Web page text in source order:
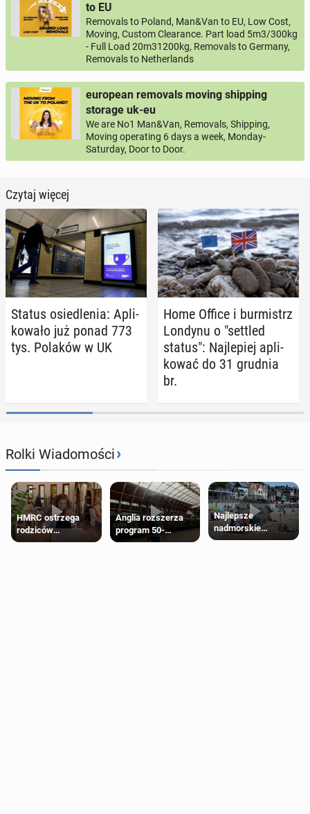
to EU
Removals to Poland, Man&Van to EU, Low Cost,
Moving, Custom Clearance. Part load 5m3/300kg
- Full Load 20m31200kg, Removals to Germany,
Removals to Netherlands
european removals moving shipping
storage uk-eu
We are No1 Man&Van, Removals, Shipping,
Moving operating 6 days a week, Monday-
Saturday, Door to Door.
Czytaj więcej
Status osie­dle­nia: Apli­
ko­wa­ło już ponad 773
tys. Polaków w UK
Home Office i bur­mistrz
Londynu o "settled
status": Naj­le­piej apli­
ko­wać do 31 grudnia
br.
Rolki Wiadomości›
HMRC ostrzega
rodziców
pobierających Child
Anglia rozszerza
program 50-
procentowych
Najlepsze
nadmorskie
miasteczko blisko